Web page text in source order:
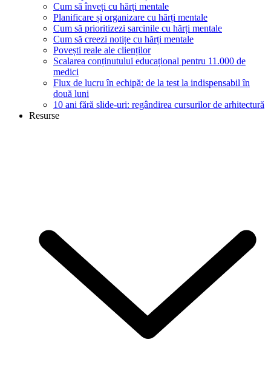
Cum să înveți cu hărți mentale
Planificare și organizare cu hărți mentale
Cum să prioritizezi sarcinile cu hărți mentale
Cum să creezi notițe cu hărți mentale
Povești reale ale clienților
Scalarea conținutului educațional pentru 11.000 de
medici
Flux de lucru în echipă: de la test la indispensabil în
două luni
10 ani fără slide-uri: regândirea cursurilor de arhitectură
Resurse